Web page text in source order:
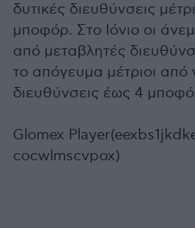
δυτικές διευθύνσεις
μποφόρ. Στο Ιόνιο οι
από μεταβλητές
το απόγευμα μέτριοι από
διευθύνσεις έως 4
Glomex
cocwlmscvpox)